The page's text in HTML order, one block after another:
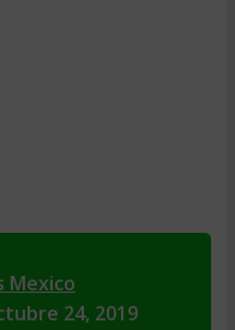
Mexico
24, 2019